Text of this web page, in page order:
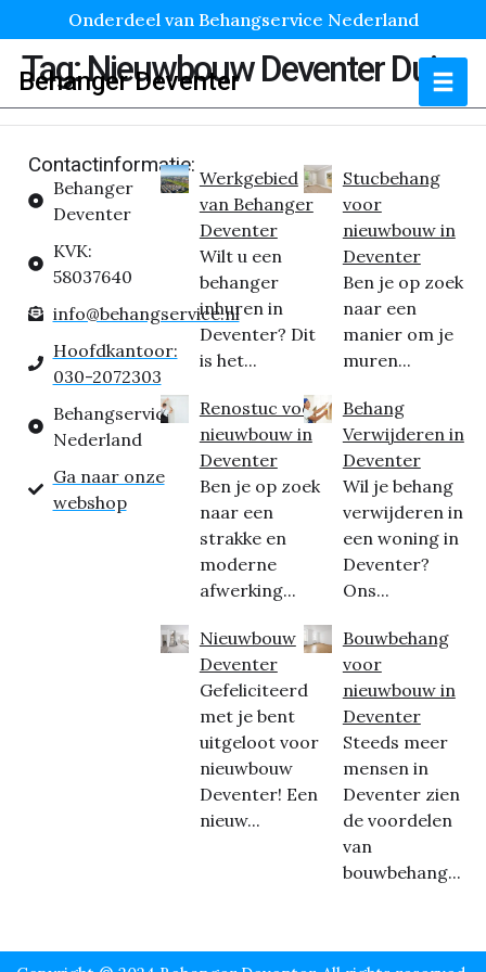
Onderdeel van Behangservice Nederland
Behanger Deventer
Tag:Nieuwbouw Deventer Duin
Contactinformatie:
Behanger
Deventer
KVK:
58037640
info@behangservice.nl
Hoofdkantoor:
030-2072303
Behangservice
Nederland
Ga naar onze
webshop
Werkgebied
van Behanger
Deventer
Wilt u een
behanger
inhuren in
Deventer? Dit
is het...
Renostuc voor
nieuwbouw in
Deventer
Ben je op zoek
naar een
strakke en
moderne
afwerking...
Nieuwbouw
Deventer
Gefeliciteerd
met je bent
uitgeloot voor
nieuwbouw
Deventer! Een
nieuw...
Stucbehang
voor
nieuwbouw in
Deventer
Ben je op zoek
naar een
manier om je
muren...
Behang
Verwijderen in
Deventer
Wil je behang
verwijderen in
een woning in
Deventer?
Ons...
Bouwbehang
voor
nieuwbouw in
Deventer
Steeds meer
mensen in
Deventer zien
de voordelen
van
bouwbehang...